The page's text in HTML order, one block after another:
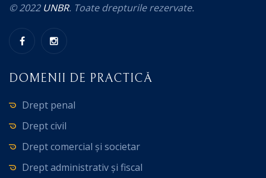
© 2022 UNBR. Toate drepturile rezervate.
DOMENII DE PRACTICĂ
Drept penal
Drept civil
Drept comercial și societar
Drept administrativ și fiscal